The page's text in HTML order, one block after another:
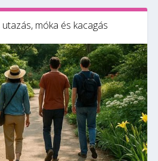
utazás, móka és kacagás